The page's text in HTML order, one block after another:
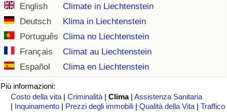
English
Climate in Liechtenstein
Deutsch
Klima in Liechtenstein
Português Clima no Liechtenstein
Français
Climat au Liechtenstein
Español
Clima en Liechtenstein
Più informazioni:
Costo della vita |Criminalità |Clima |Assistenza Sanitaria
| Inquinamento | Prezzi degli immobili |Qualità della Vita |Traffico
Indice del Costo della Vita per Nazione
ad Aqaba
Indice del Prezzo delle Case per Nazione
Indice della qualità della vita per Paese
Criminalità
Indice del Tasso di Criminalità (Corrente)
Indice della Criminalità